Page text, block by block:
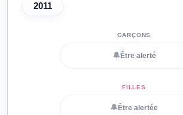
2011
🔔 Être alerté
🔔 Être alertée